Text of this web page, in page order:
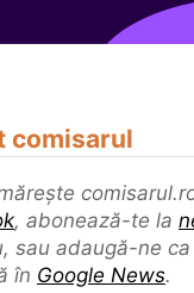
comisarul
, abonează-te la
sau adaugă-ne ca
în Google News.